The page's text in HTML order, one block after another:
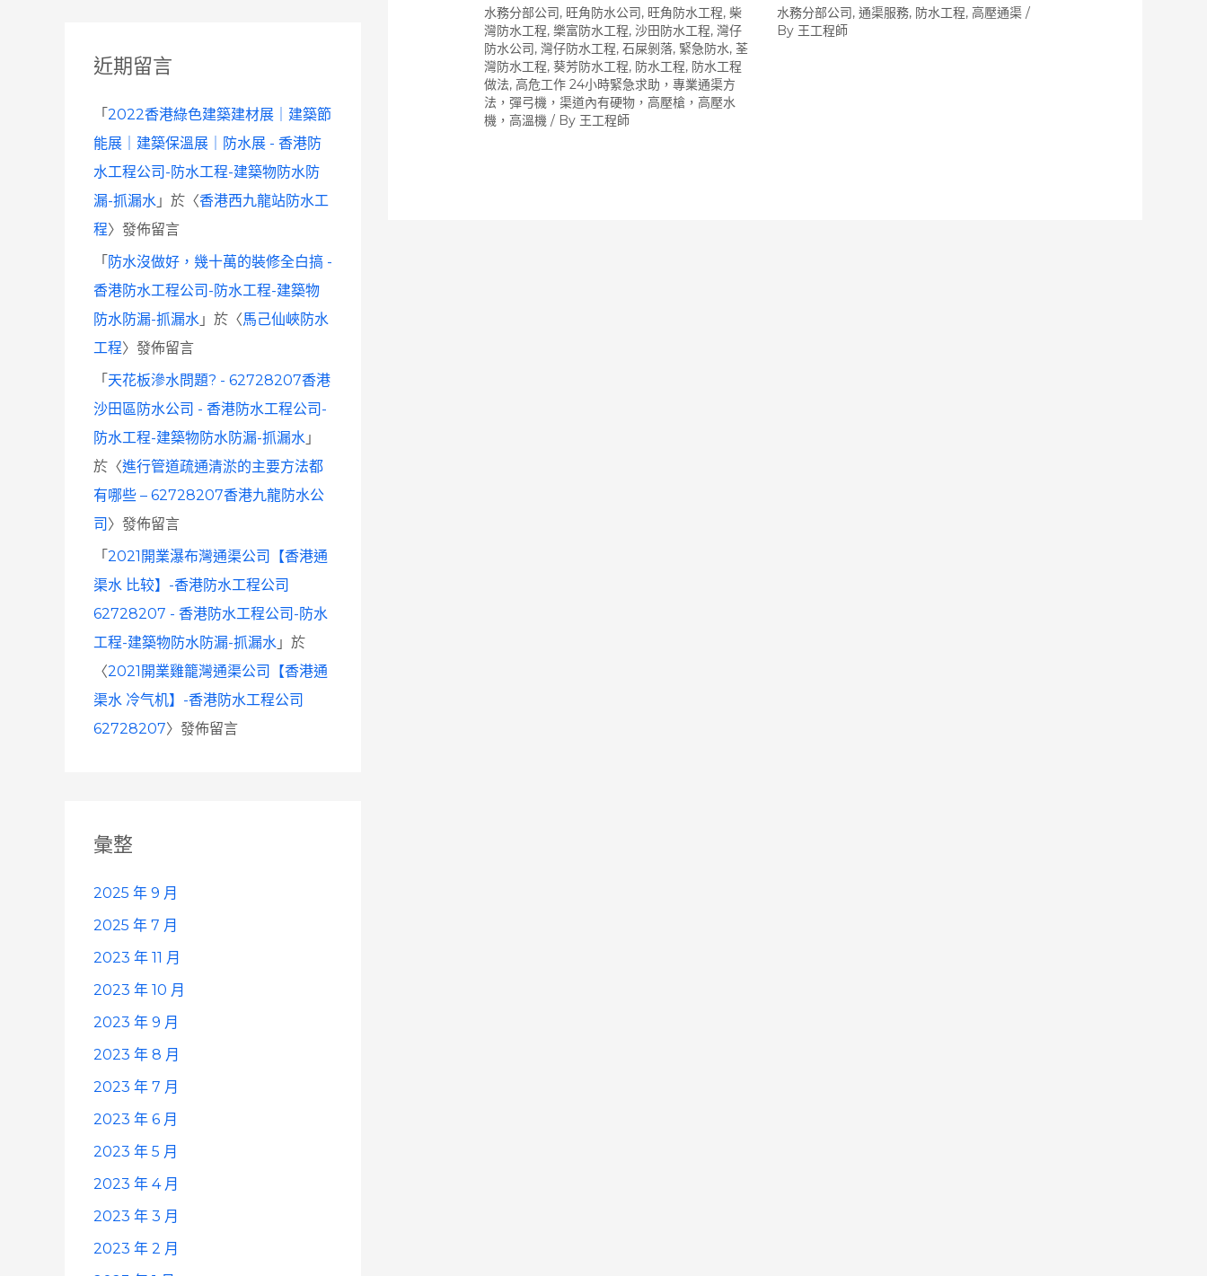
近期留言
「 2022香港綠色建築建材展｜建築節
能展｜建築保溫展｜防水展 - 香港防
水工程公司-防水工程-建築物防水防
漏-抓漏水 」於〈香港西九龍站防水工
程〉發佈留言
「 防水沒做好，幾十萬的裝修全白搞 -
香港防水工程公司-防水工程-建築物
防水防漏-抓漏水 」於〈馬己仙峽防水
工程〉發佈留言
「 天花板滲水問題? - 62728207香港
沙田區防水公司 - 香港防水工程公司-
防水工程-建築物防水防漏-抓漏水 」
於〈進行管道疏通清淤的主要方法都
有哪些 – 62728207香港九龍防水公
司 〉發佈留言
「 2021開業瀑布灣通渠公司【香港通
渠水 比较】-香港防水工程公司
62728207 - 香港防水工程公司-防水
工程-建築物防水防漏-抓漏水 」於
〈2021開業雞籠灣通渠公司【香港通
渠水 冷气机】-香港防水工程公司
62728207〉發佈留言
彙整
2025 年 9 月
2025 年 7 月
2023 年 11 月
2023 年 10 月
2023 年 9 月
2023 年 8 月
2023 年 7 月
2023 年 6 月
2023 年 5 月
2023 年 4 月
2023 年 3 月
2023 年 2 月
水務分部公司, 旺角防水公司, 旺角防水工程, 柴
灣防水工程, 樂富防水工程, 沙田防水工程, 灣仔
防水公司, 灣仔防水工程, 石屎剝落, 緊急防水, 荃
灣防水工程, 葵芳防水工程, 防水工程, 防水工程
做法, 高危工作 24小時緊急求助，專業通渠方
法，彈弓機，渠道內有硬物，高壓槍，高壓水
機，高溫機/ By 王工程師
水務分部公司, 通渠服務, 防水工程, 高壓通渠/
By 王工程師